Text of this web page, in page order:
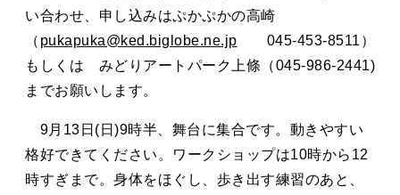
い合わせ、申し込みはぷかぷかの高崎
（ pukapuka@ked.biglobe.ne.jp 045-453-8511）
もしくは みどりアートパーク上條（045-986-2441)
までお願いします。
9月13日(日)9時半、舞台に集合です。動きやすい
格好できてください。ワークショップは10時から12
時すぎまで。身体をほぐし、歩き出す練習のあと、